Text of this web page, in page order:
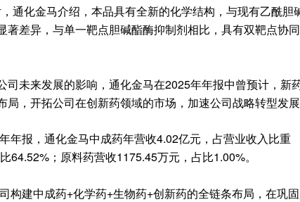
通化金马介绍，本品具有全新的化学结构，与现有乙酰胆
著差异，与单一靶点胆碱酯酶抑制剂相比，具有双靶点协
司未来发展的影响，通化金马在2025年年报中曾预计，新
，开拓公司在创新药领域的市场，加速公司战略转型发展
年报，通化金马中成药年营收4.02亿元，占营业收入比重
64.52%；原料药营收1175.45万元，占比1.00%。
构建中成药+化学药+生物药+创新药的全链条布局，在巩